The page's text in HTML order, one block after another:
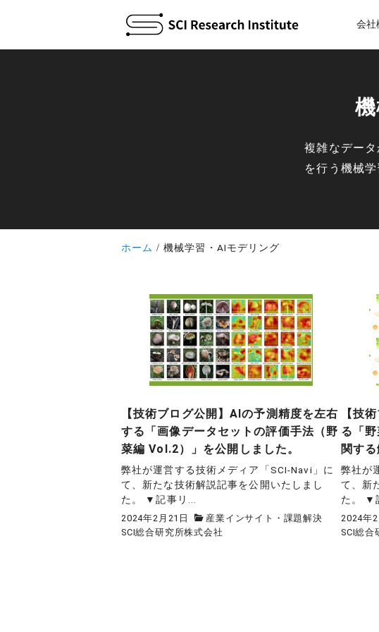
会社
複雑なデー
を行う機械
ホーム 機械学習・AIモデリング
【技術ブログ公開】AIの予測精度を左右
する「画像データセットの評価手法（野
菜編 Vol.2）」を公開しました。
弊社が運営する技術メディア「SCI-Navi」に
て、新たな技術解説記事を公開いたしまし
た。 ▼記事リ...
2024年2月21日
産業インサイト・課題解決
SCI総合研究所株式会社
【技
る「
関す
弊社が
て、新
た。 ▼
2024年2
SCI総合